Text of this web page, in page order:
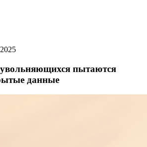
увольняющихся пытаются
данные